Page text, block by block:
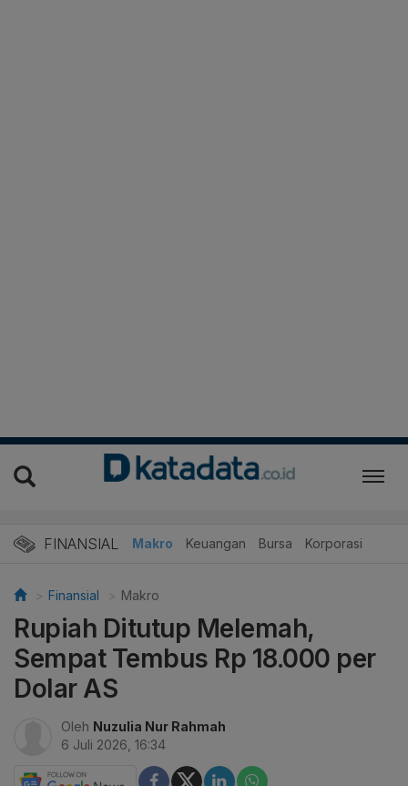
FINANSIAL Makro Keuangan Bursa Korporasi
Finansial Makro
Rupiah Ditutup Melemah,
Sempat Tembus Rp 18.000 per
Dolar AS
Oleh Nuzulia Nur Rahmah
6 Juli 2026, 16:34